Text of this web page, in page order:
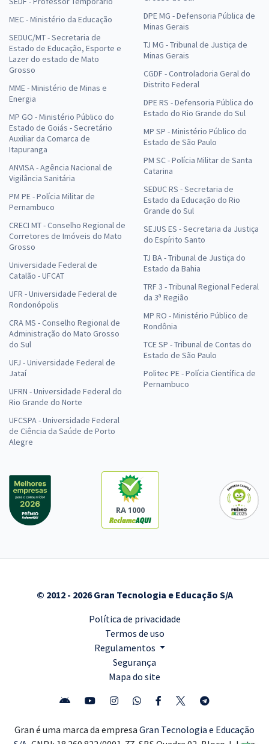
MEC - Ministério da Educação
SEDUC/MT - Secretaria de
Estado de Educação, Esporte e
Lazer do estado de Mato
Grosso
MME - Ministério de Minas e
Energia
MP GO - Ministério Público do
Estado de Goiás - Secretário
Auxiliar da Comarca de
Itapuranga
ANVISA - Agência Nacional de
Vigilância Sanitária
PM PE - Polícia Militar de
Pernambuco
CRECI MT - Conselho Regional de
Corretores de Imóveis do Mato
Grosso
Universidade Federal de
Catalão - UFCAT
UFR - Universidade Federal de
Rondonópolis
CRA MS - Conselho Regional de
Administração do Mato Grosso
do Sul
UFJ - Universidade Federal de
Jataí
UFRN - Universidade Federal do
Rio Grande do Norte
UFCSPA - Universidade Federal
de Ciência da Saúde de Porto
Alegre
DPE MG - Defensoria Pública de
Minas Gerais
TJ MG - Tribunal de Justiça de
Minas Gerais
CGDF - Controladoria Geral do
Distrito Federal
DPE RS - Defensoria Pública do
Estado do Rio Grande do Sul
MP SP - Ministério Público do
Estado de São Paulo
PM SC - Polícia Militar de Santa
Catarina
SEDUC RS - Secretaria de
Estado da Educação do Rio
Grande do Sul
SEJUS ES - Secretaria da Justiça
do Espírito Santo
TJ BA - Tribunal de Justiça do
Estado da Bahia
TRF 3 - Tribunal Regional Federal
da 3ª Região
MP RO - Ministério Público de
Rondônia
TCE SP - Tribunal de Contas do
Estado de São Paulo
Politec PE - Polícia Científica de
Pernambuco
RA 1000
© 2012 - 2026 Gran Tecnologia e Educação S/A
Política de privacidade
Termos de uso
Regulamentos
Segurança
Mapa do site
Gran é uma marca da empresa Gran Tecnologia e Educação